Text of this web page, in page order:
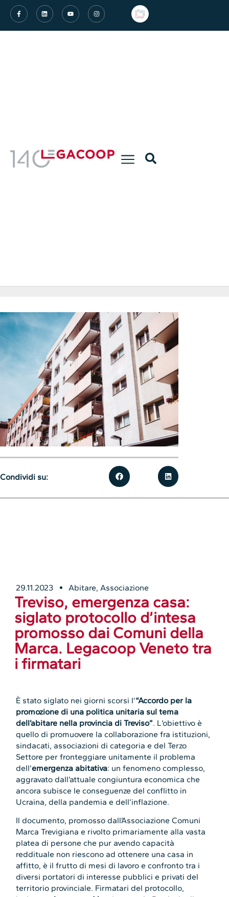
29.11.2023 Abitare, Associazione
Treviso, emergenza casa:
siglato protocollo d’intesa
promosso dai Comuni della
Marca. Legacoop Veneto tra
i firmatari
È stato siglato nei giorni scorsi l’“Accordo per la
promozione di una politica unitaria sul tema
dell’abitare nella provincia di Treviso”. L’obiettivo è
quello di promuovere la collaborazione fra istituzioni,
sindacati, associazioni di categoria e del Terzo
Settore per fronteggiare unitamente il problema
dell’emergenza abitativa: un fenomeno complesso,
aggravato dall’attuale congiuntura economica che
ancora subisce le conseguenze del conflitto in
Ucraina, della pandemia e dell’inflazione.
Il documento, promosso dall’Associazione Comuni
Marca Trevigiana e rivolto primariamente alla vasta
platea di persone che pur avendo capacità
reddituale non riescono ad ottenere una casa in
affitto, è il frutto di mesi di lavoro e confronto tra i
diversi portatori di interesse pubblici e privati del
territorio provinciale. Firmatari del protocollo,
Condividi su: